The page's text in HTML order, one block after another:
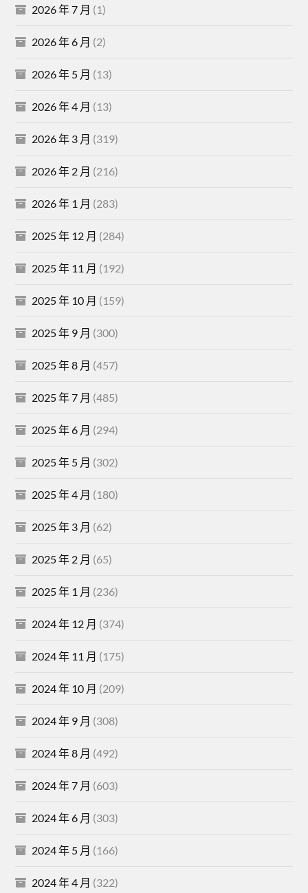
2026 年 7 月 (1)
2026 年 6 月 (2)
2026 年 5 月 (13)
2026 年 4 月 (13)
2026 年 3 月 (319)
2026 年 2 月 (216)
2026 年 1 月 (283)
2025 年 12 月 (284)
2025 年 11 月 (192)
2025 年 10 月 (159)
2025 年 9 月 (300)
2025 年 8 月 (457)
2025 年 7 月 (485)
2025 年 6 月 (294)
2025 年 5 月 (302)
2025 年 4 月 (180)
2025 年 3 月 (62)
2025 年 2 月 (65)
2025 年 1 月 (236)
2024 年 12 月 (374)
2024 年 11 月 (175)
2024 年 10 月 (209)
2024 年 9 月 (308)
2024 年 8 月 (492)
2024 年 7 月 (603)
2024 年 6 月 (303)
2024 年 5 月 (166)
2024 年 4 月 (322)